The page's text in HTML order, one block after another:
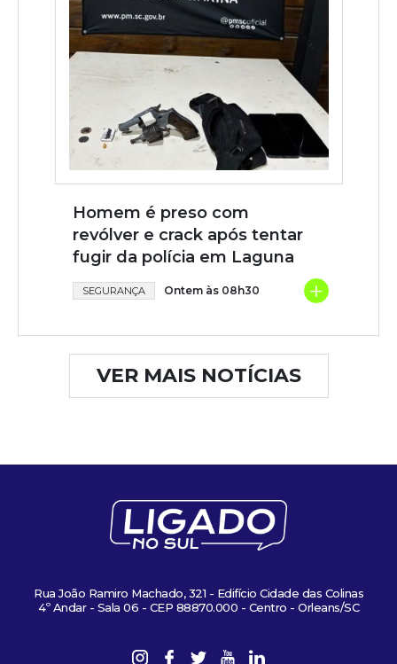
Homem é preso com
revólver e crack após tentar
fugir da polícia em Laguna
SEGURANÇA Ontem às 08h30 +
VER MAIS NOTÍCIAS
Rua João Ramiro Machado, 321 - Edifício Cidade das Colinas
4º Andar - Sala 06 - CEP 88870.000 - Centro - Orleans/SC